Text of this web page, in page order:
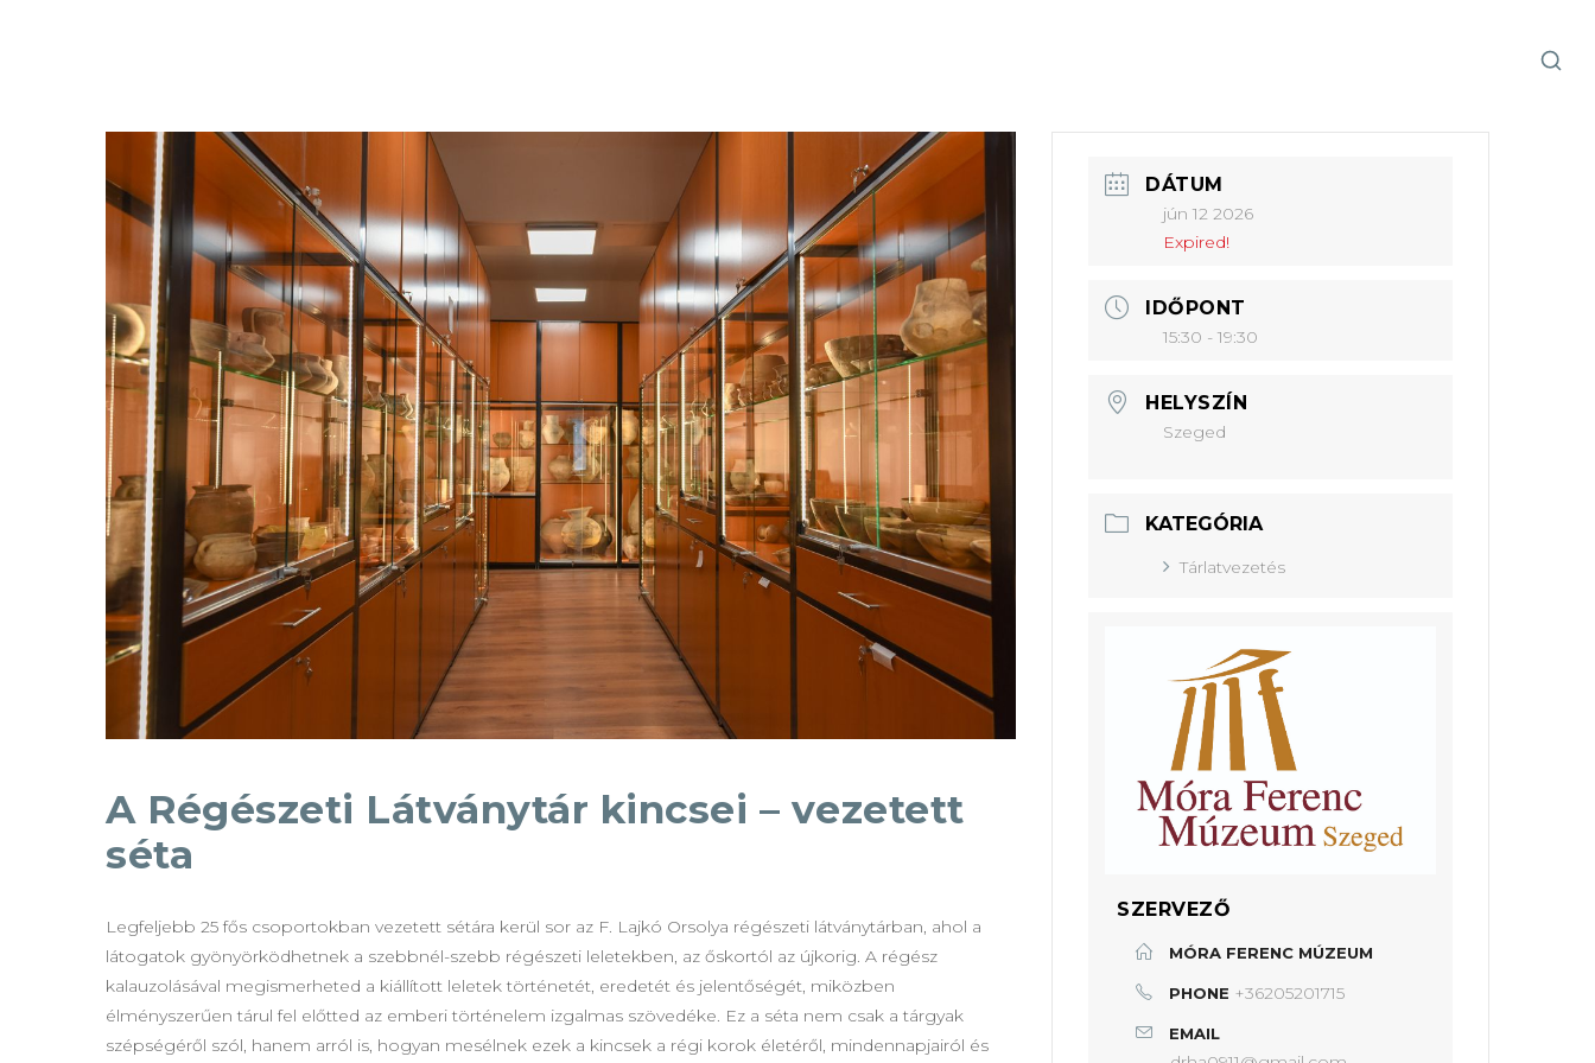
A Régészeti Látványtár kincsei – vezetett
séta
Legfeljebb 25 fős csoportokban vezetett sétára kerül sor az F. Lajkó Orsolya régészeti látványtárban, ahol a
látogatok gyönyörködhetnek a szebbnél-szebb régészeti leletekben, az őskortól az újkorig. A régész
kalauzolásával megismerheted a kiállított leletek történetét, eredetét és jelentőségét, miközben
élményszerűen tárul fel előtted az emberi történelem izgalmas szövedéke. Ez a séta nem csak a tárgyak
szépségéről szól, hanem arról is, hogyan mesélnek ezek a kincsek a régi korok életéről, mindennapjairól és
DÁTUM
jún 12 2026
Expired!
IDŐPONT
15:30 - 19:30
HELYSZÍN
Szeged
KATEGÓRIA
Tárlatvezetés
SZERVEZŐ
MÓRA FERENC MÚZEUM
PHONE +36205201715
EMAIL